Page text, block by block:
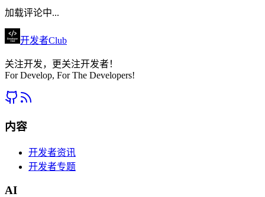
加载评论中...
开发者Club
关注开发，更关注开发者！
For Develop, For The Developers!
内容
开发者资讯
开发者专题
AI